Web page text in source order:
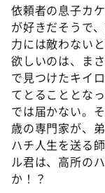
依頼者の息子カ
が好きだそうで
力には敵わない
欲しいのは、ま
で見つけたキイ
てとることとな
では届かない。
歳の専門家が、
ハチ人生を送る
ル君は、高所の
か！？